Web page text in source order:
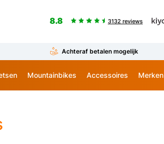
8.8 3132 reviews
Achteraf betalen mogelijk
Mountainbikes Accessoires Merken